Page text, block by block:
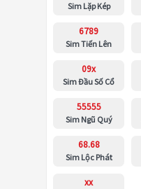
Sim Lặp Kép
6789
Sim Tiến Lên
09x
Sim Đầu Số Cổ
55555
Sim Ngũ Quý
68.68
Sim Lộc Phát
xx